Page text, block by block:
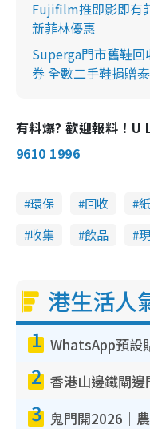
Fujifilm推即影即有
新菲林優惠
Superga門市舊鞋
券 全數二手鞋捐贈
有料爆? 歡迎報料！
9610 1996
環保 回收
收集
飲品
港生活人
1
2
3